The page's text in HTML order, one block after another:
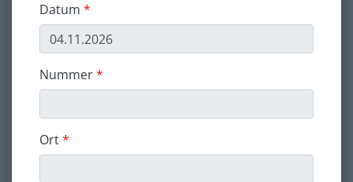
Datum
Nummer
Ort